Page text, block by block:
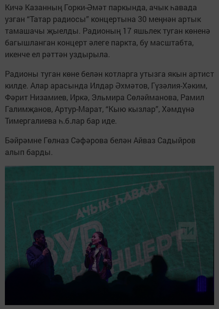
Кичә Казанның Горки-Әмәт паркында, ачык һавада
узган “Татар радиосы” концертына 30 меңнән артык
тамашачы җыелды. Радионың 17 яшьлек туган көненә
багышланган концерт әлеге паркта, бу масштабта,
икенче ел рәттән уздырыла.
Радионы туган көне белән котларга утызга якын артист
килде. Алар арасында Илдар Әхмәтов, Гүзәлия-Хәким,
Фәрит Низамиев, Иркә, Эльмира Сөләйманова, Рамил
Галимҗанов, Артур-Марат, “Кыю кызлар”, Хәмдүнә
Тимергалиева һ.б.лар бар иде.
Бәйрәмне Гөлназ Сәфәрова белән Айваз Садыйров
алып барды.